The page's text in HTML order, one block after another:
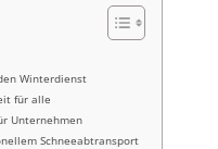
Winterdienst
für alle
Unternehmen
Schneeabtransport